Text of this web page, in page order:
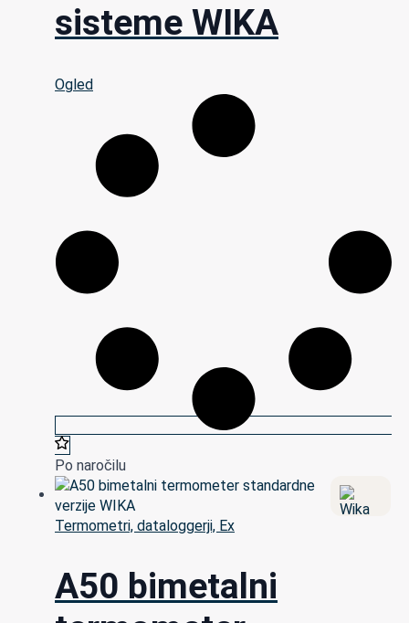
sisteme WIKA
Ogled
Po naročilu
Termometri, dataloggerji, Ex
A50 bimetalni